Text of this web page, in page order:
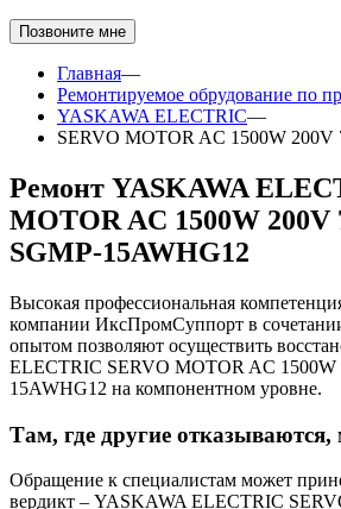
Позвоните мне
Главная—
Ремонтируемое обрудование по
YASKAWA ELECTRIC—
SERVO MOTOR AC 1500W 200V
Ремонт YASKAWA
MOTOR AC 1500W 200V
SGMP-15AWHG12
Высокая профессиональная
компании ИксПромСуппорт в
опытом позволяют осуществить
ELECTRIC SERVO MOTOR AC
15AWHG12 на компонентном уровне.
Там, где другие
Обращение к специалистам может
вердикт – YASKAWA ELECTRIC